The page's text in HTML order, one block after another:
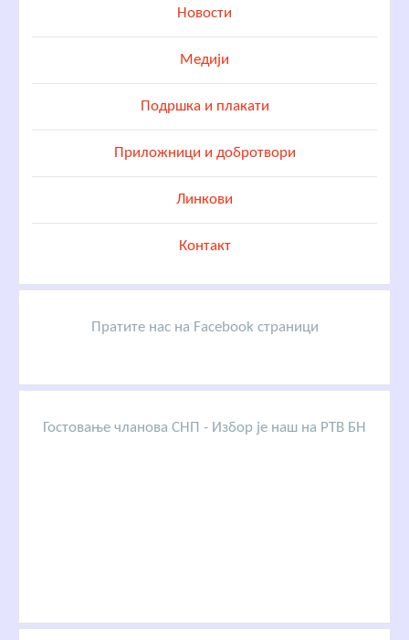
Новости
Медији
Подршка и плакати
Приложници и добротвори
Линкови
Контакт
Пратите нас на Facebook страници
Гостовање чланова СНП - Избор је наш на РТВ БН